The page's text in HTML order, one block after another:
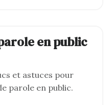
en public
et astuces pour
parole en public.